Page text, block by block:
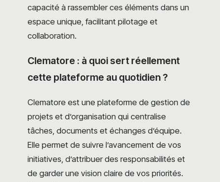
capacité à rassembler ces éléments dans un
espace unique, facilitant pilotage et
collaboration.
Clematore : à quoi sert réellement
cette plateforme au quotidien ?
Clematore est une plateforme de gestion de
projets et d’organisation qui centralise
tâches, documents et échanges d’équipe.
Elle permet de suivre l’avancement de vos
initiatives, d’attribuer des responsabilités et
de garder une vision claire de vos priorités.